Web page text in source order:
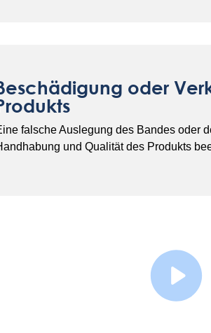
oder
falsche Auslegung des Bandes oder
und Qualität des Produkts